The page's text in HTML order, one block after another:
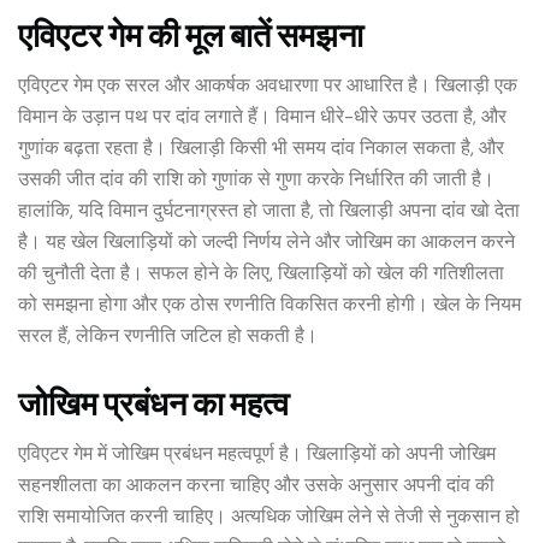
एविएटर गेम की मूल बातें समझना
एविएटर गेम एक सरल और आकर्षक अवधारणा पर आधारित है। खिलाड़ी एक
विमान के उड़ान पथ पर दांव लगाते हैं। विमान धीरे-धीरे ऊपर उठता है, और
गुणांक बढ़ता रहता है। खिलाड़ी किसी भी समय दांव निकाल सकता है, और
उसकी जीत दांव की राशि को गुणांक से गुणा करके निर्धारित की जाती है।
हालांकि, यदि विमान दुर्घटनाग्रस्त हो जाता है, तो खिलाड़ी अपना दांव खो देता
है। यह खेल खिलाड़ियों को जल्दी निर्णय लेने और जोखिम का आकलन करने
की चुनौती देता है। सफल होने के लिए, खिलाड़ियों को खेल की गतिशीलता
को समझना होगा और एक ठोस रणनीति विकसित करनी होगी। खेल के नियम
सरल हैं, लेकिन रणनीति जटिल हो सकती है।
जोखिम प्रबंधन का महत्व
एविएटर गेम में जोखिम प्रबंधन महत्वपूर्ण है। खिलाड़ियों को अपनी जोखिम
सहनशीलता का आकलन करना चाहिए और उसके अनुसार अपनी दांव की
राशि समायोजित करनी चाहिए। अत्यधिक जोखिम लेने से तेजी से नुकसान हो